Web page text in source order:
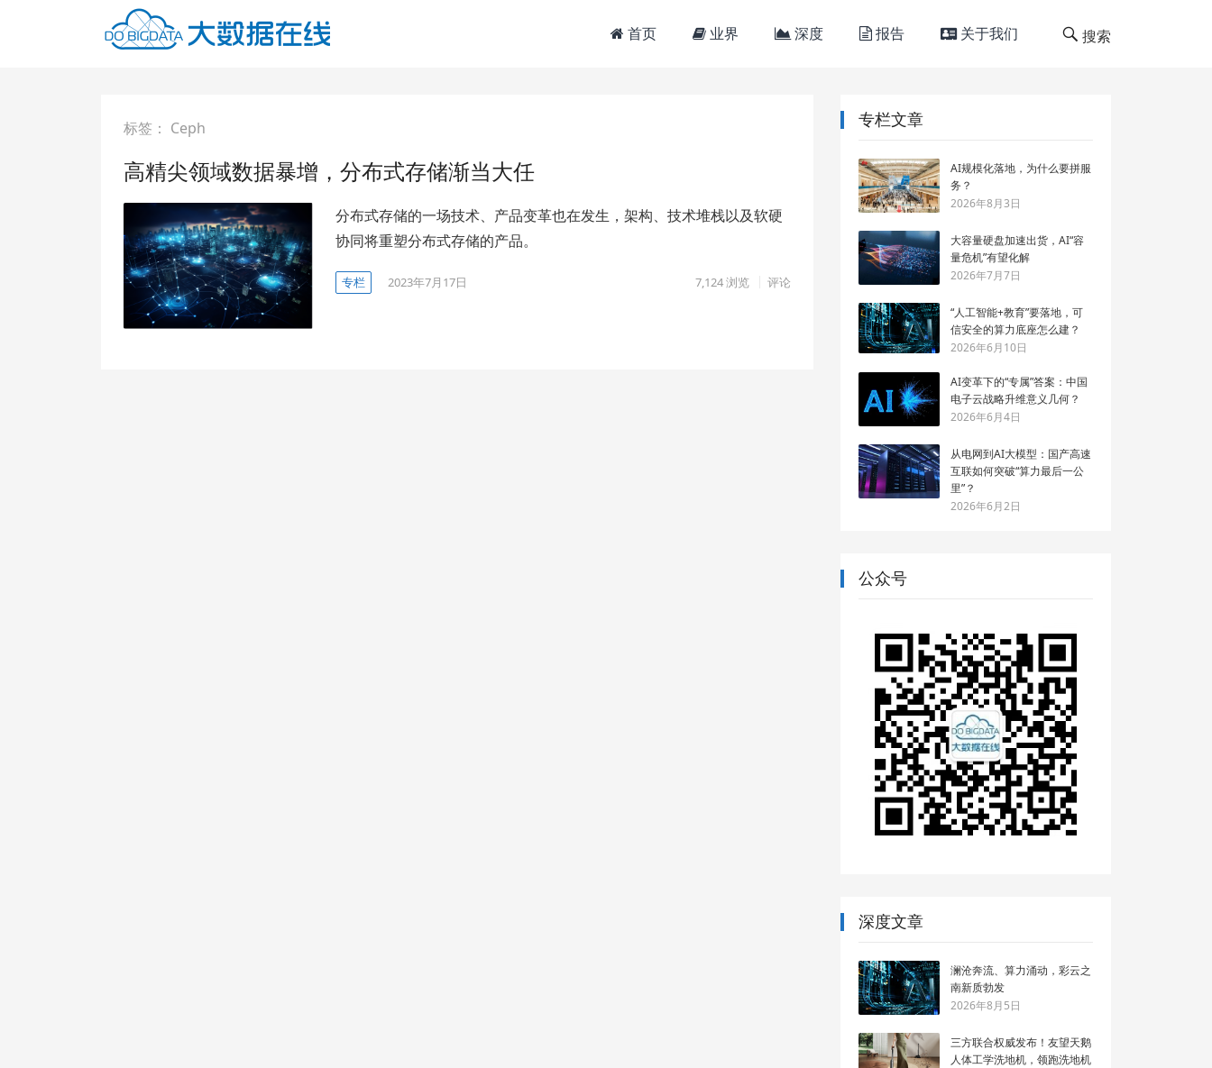
首页 业界 深度 报告 关于我们 搜索
标签： Ceph
高精尖领域数据暴增，分布式存储渐当大任
分布式存储的一场技术、产品变革也在发生，架构、技术堆栈以及软硬
协同将重塑分布式存储的产品。
专栏 2023年7月17日 7,124浏览 评论
专栏文章
AI规模化落地，为什么要拼服
务？
2026年8月3日
大容量硬盘加速出货，AI“容
量危机”有望化解
2026年7月7日
“人工智能+教育”要落地，可
信安全的算力底座怎么建？
2026年6月10日
AI变革下的“专属”答案：中国
电子云战略升维意义几何？
2026年6月4日
从电网到AI大模型：国产高速
互联如何突破“算力最后一公
里”？
2026年6月2日
公众号
深度文章
澜沧奔流、算力涌动，彩云之
南新质勃发
2026年8月5日
三方联合权威发布！友望天鹅
人体工学洗地机，领跑洗地机